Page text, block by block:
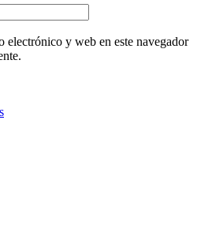
electrónico y web en este navegador